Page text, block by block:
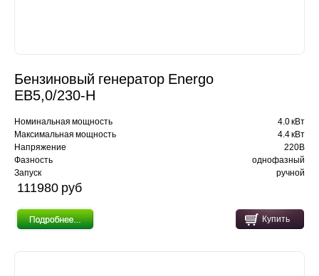
Бензиновый генератор Energo
EB5,0/230-H
Номинальная мощность
4.0 кВт
Максимальная мощность
4.4 кВт
Напряжение
220В
Фазность
однофазный
Запуск
ручной
111980 pуб
Купить